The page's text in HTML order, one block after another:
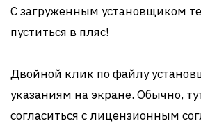
С загруженным установщиком
пуститься в пляс!
Двойной клик по файлу
указаниям на экране. Обычно,
согласиться с лицензионным